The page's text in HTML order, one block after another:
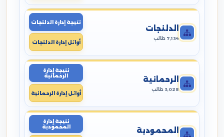
الدلنجات
7,134 طالب
نتيجة إدارة الدلنجات
أوائل إدارة الدلنجات
الرحمانية
3,028 طالب
نتيجة إدارة
الرحمانية
أوائل إدارة الرحمانية
المحمودية
نتيجة إدارة
المحمودية